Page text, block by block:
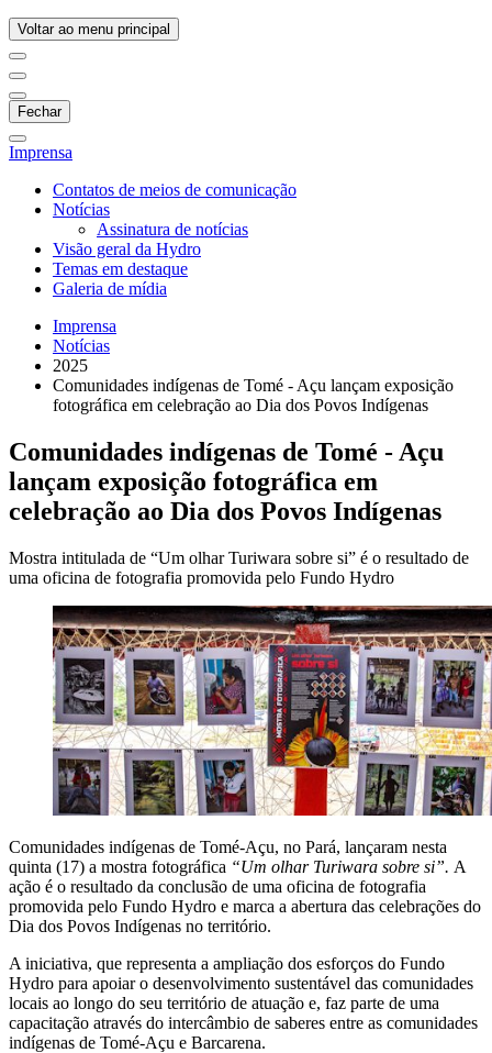
Voltar ao menu principal
Fechar
Imprensa
Contatos de meios de comunicação
Notícias
Assinatura de notícias
Visão geral da Hydro
Temas em destaque
Galeria de mídia
Imprensa
Notícias
2025
Comunidades indígenas de Tomé - Açu lançam exposição
fotográfica em celebração ao Dia dos Povos Indígenas
Comunidades indígenas de Tomé - Açu
lançam exposição fotográfica em
celebração ao Dia dos Povos Indígenas
Mostra intitulada de “Um olhar Turiwara sobre si” é o resultado de
uma oficina de fotografia promovida pelo Fundo Hydro
Comunidades indígenas de Tomé-Açu, no Pará, lançaram nesta
quinta (17) a mostra fotográfica “Um olhar Turiwara sobre si”. A
ação é o resultado da conclusão de uma oficina de fotografia
promovida pelo Fundo Hydro e marca a abertura das celebrações do
Dia dos Povos Indígenas no território.
A iniciativa, que representa a ampliação dos esforços do Fundo
Hydro para apoiar o desenvolvimento sustentável das comunidades
locais ao longo do seu território de atuação e, faz parte de uma
capacitação através do intercâmbio de saberes entre as comunidades
indígenas de Tomé-Açu e Barcarena.